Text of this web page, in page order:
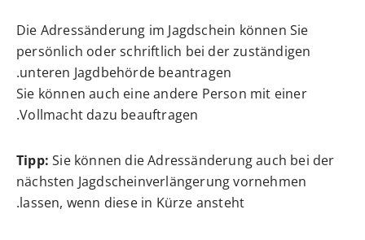
Die Adressänderung im Jagdschein können Sie
persönlich oder schriftlich bei der zuständigen
unteren Jagdbehörde beantragen.
Sie können auch eine andere Person mit einer
Vollmacht dazu beauftragen.
Tipp: Sie können die Adressänderung auch bei der
nächsten Jagdscheinverlängerung vornehmen
lassen, wenn diese in Kürze ansteht.